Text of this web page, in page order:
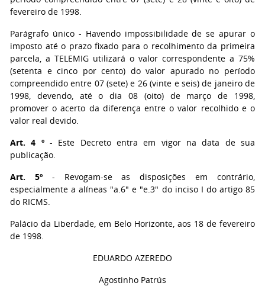
fevereiro de 1998.
Parágrafo único - Havendo impossibilidade de se apurar o
imposto até o prazo fixado para o recolhimento da primeira
parcela, a TELEMIG utilizará o valor correspondente a 75%
(setenta e cinco por cento) do valor apurado no período
compreendido entre 07 (sete) e 26 (vinte e seis) de janeiro de
1998, devendo, até o dia 08 (oito) de março de 1998,
promover o acerto da diferença entre o valor recolhido e o
valor real devido.
Art. 4 º- Este Decreto entra em vigor na data de sua
publicação.
Art. 5º- Revogam-se as disposições em contrário,
especialmente a alíneas "a.6" e "e.3" do inciso I do artigo 85
do RICMS.
Palácio da Liberdade, em Belo Horizonte, aos 18 de fevereiro
de 1998.
EDUARDO AZEREDO
Agostinho Patrús